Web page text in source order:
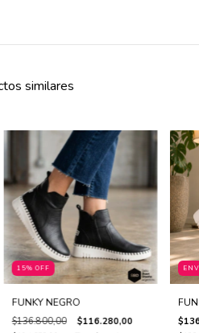
similares
15% OFF
FUNKY NEGRO
$136.800,00 $116.280,00